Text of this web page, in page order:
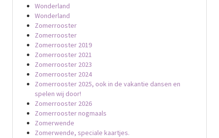
Wonderland
Wonderland
Zomerrooster
Zomerrooster
Zomerrooster 2019
Zomerrooster 2021
Zomerrooster 2023
Zomerrooster 2024
Zomerrooster 2025, ook in de vakantie dansen en
spelen wij door!
Zomerrooster 2026
Zomerrooster nogmaals
Zomerwende
Zomerwende, speciale kaartjes.